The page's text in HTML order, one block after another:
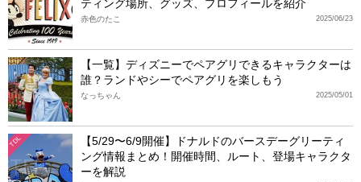
ティング場所、グッズ、プロフィールを紹介
2025/06/23
赤色のたこ
【一覧】ディズニーでペアグリできるキャラクターは
誰？ランドやシーでペアグリを楽しもう
2025/05/01
なっちゃん
TDL
【5/29〜6/9開催】ドナルドのバースデーグリーティ
ング情報まとめ！開催時間、ルート、登場キャラクタ
ーを解説